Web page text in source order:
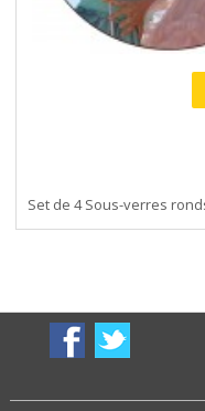
Set de 4 Sous-verres